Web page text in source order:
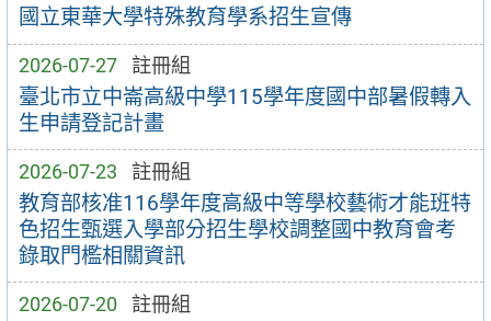
國立東華大學特殊教育學系招生宣傳
2026-07-27 註冊組
臺北市立中崙高級中學115學年度國中部暑假轉入
生申請登記計畫
2026-07-23 註冊組
教育部核准116學年度高級中等學校藝術才能班特
色招生甄選入學部分招生學校調整國中教育會考
錄取門檻相關資訊
2026-07-20 註冊組